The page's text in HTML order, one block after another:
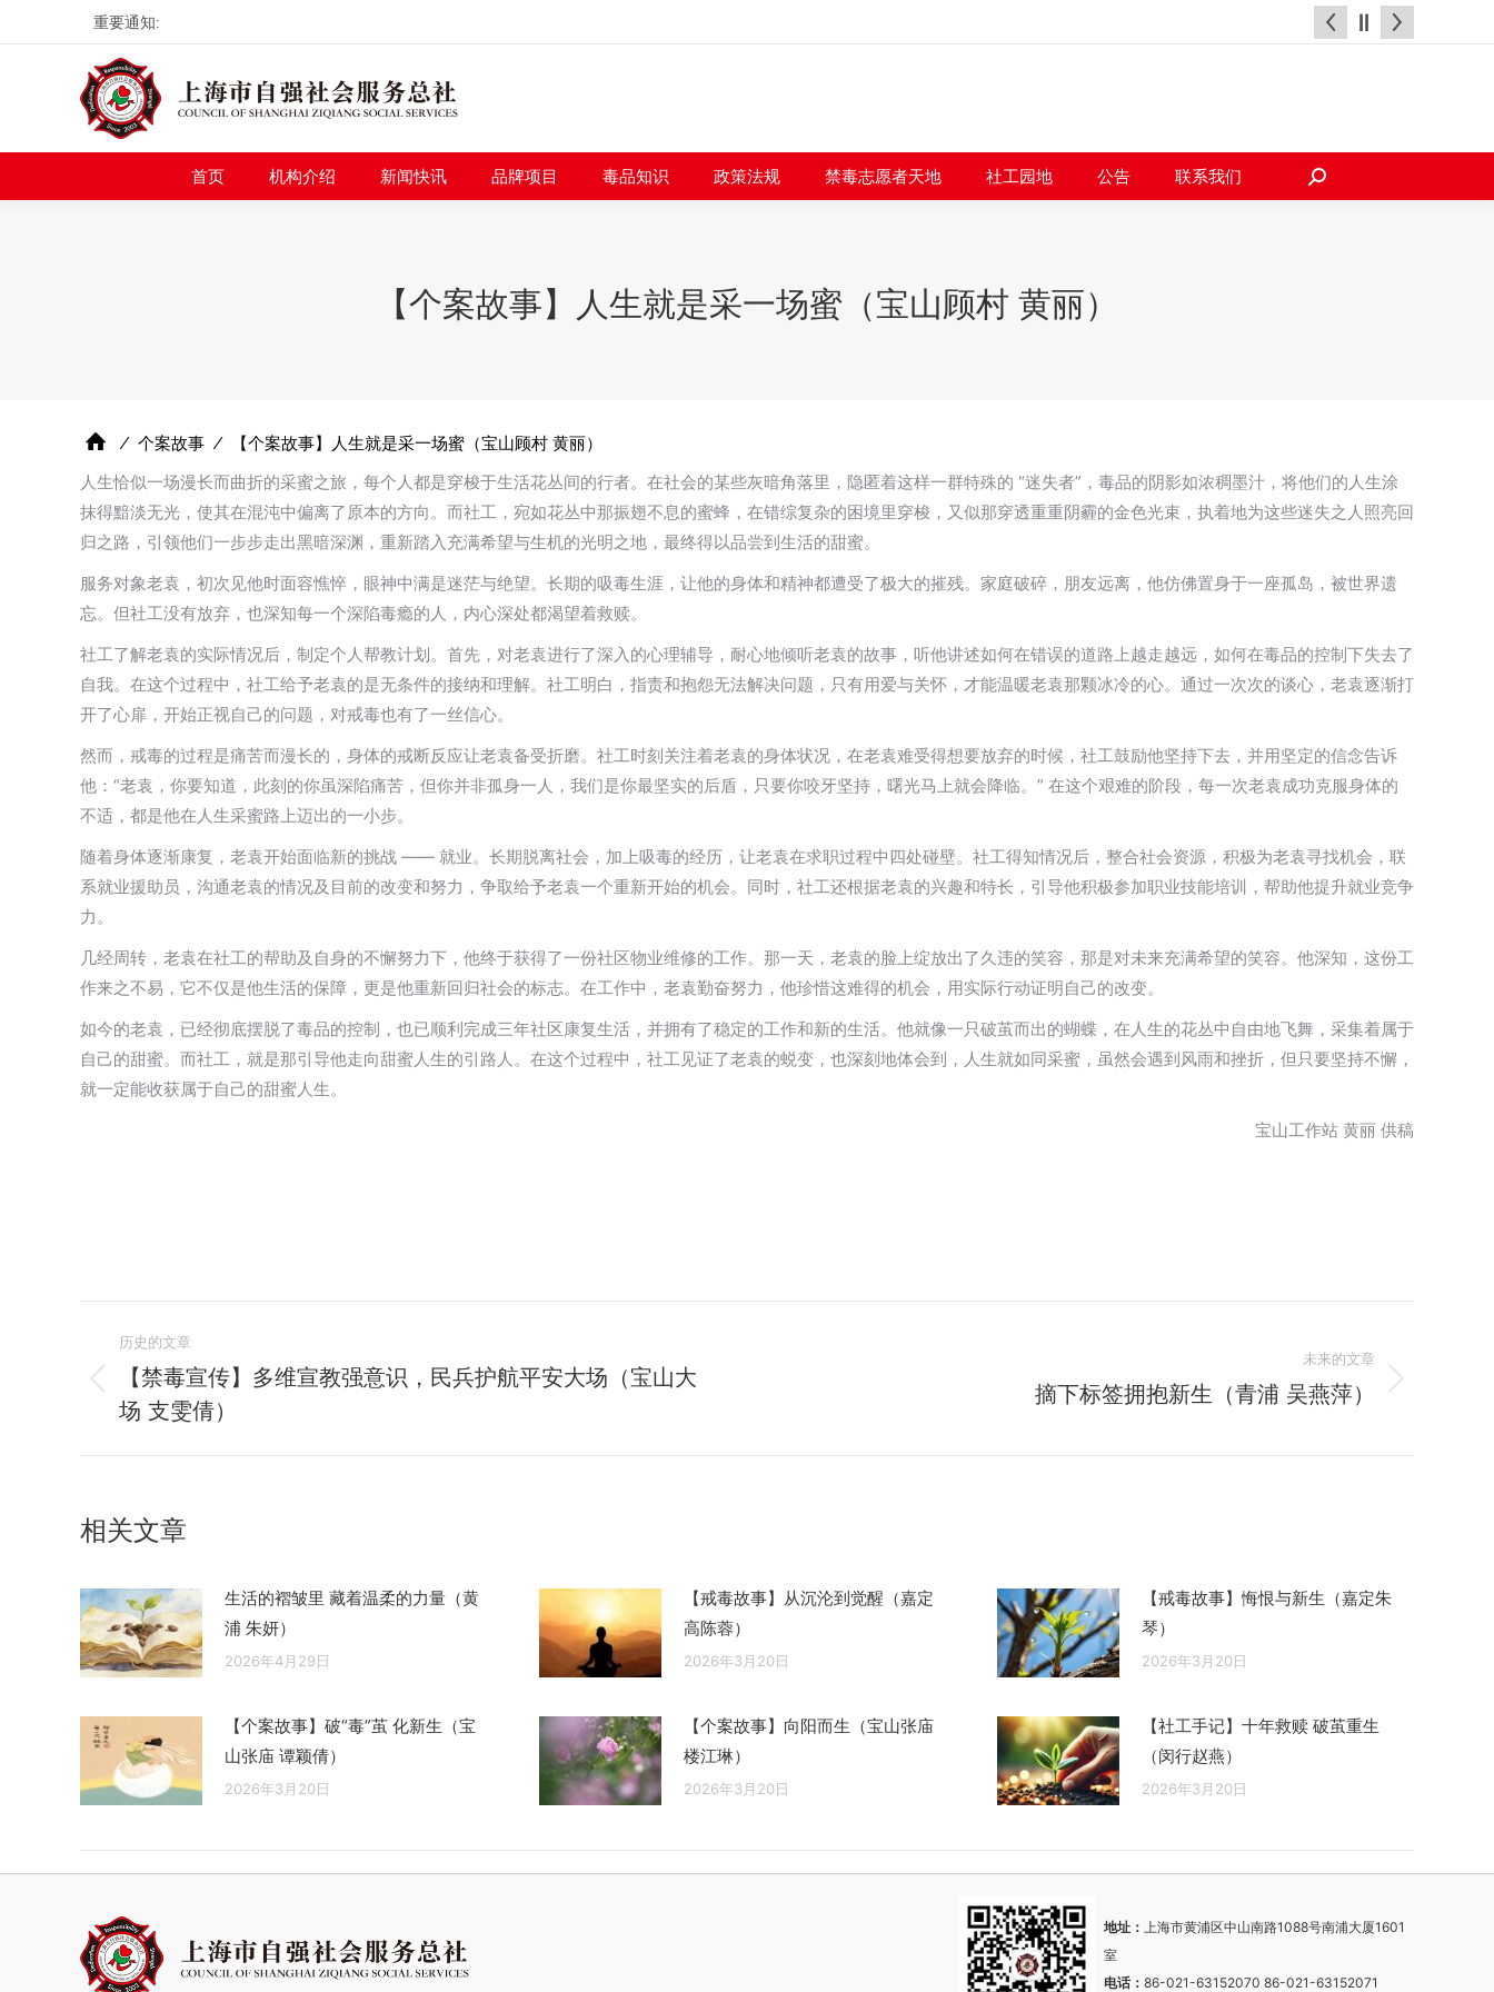
重要通知:
首页 机构介绍 新闻快讯 品牌项目 毒品知识 政策法规 禁毒志愿者天地 社工园地 公告 联系我们
搜
【个案故事】人生就是采一场蜜（宝山顾村 黄丽）
⁄ 个案故事 ⁄
【个案故事】人生就是采一场蜜（宝山顾村 黄丽）
人生恰似一场漫长而曲折的采蜜之旅，每个人都是穿梭于生活花丛间的行者。在社会的某些灰暗角落里，隐匿着这样一群特殊的 “迷失者”，毒品的阴影如浓稠墨汁，将他们的人生涂
抹得黯淡无光，使其在混沌中偏离了原本的方向。而社工，宛如花丛中那振翅不息的蜜蜂，在错综复杂的困境里穿梭，又似那穿透重重阴霾的金色光束，执着地为这些迷失之人照亮回
归之路，引领他们一步步走出黑暗深渊，重新踏入充满希望与生机的光明之地，最终得以品尝到生活的甜蜜。
服务对象老袁，初次见他时面容憔悴，眼神中满是迷茫与绝望。长期的吸毒生涯，让他的身体和精神都遭受了极大的摧残。家庭破碎，朋友远离，他仿佛置身于一座孤岛，被世界遗
忘。但社工没有放弃，也深知每一个深陷毒瘾的人，内心深处都渴望着救赎。
社工了解老袁的实际情况后，制定个人帮教计划。首先，对老袁进行了深入的心理辅导，耐心地倾听老袁的故事，听他讲述如何在错误的道路上越走越远，如何在毒品的控制下失去了
自我。在这个过程中，社工给予老袁的是无条件的接纳和理解。社工明白，指责和抱怨无法解决问题，只有用爱与关怀，才能温暖老袁那颗冰冷的心。通过一次次的谈心，老袁逐渐打
开了心扉，开始正视自己的问题，对戒毒也有了一丝信心。​
然而，戒毒的过程是痛苦而漫长的，身体的戒断反应让老袁备受折磨。社工时刻关注着老袁的身体状况，在老袁难受得想要放弃的时候，社工鼓励他坚持下去，并用坚定的信念告诉
他：“老袁，你要知道，此刻的你虽深陷痛苦，但你并非孤身一人，我们是你最坚实的后盾，只要你咬牙坚持，曙光马上就会降临。” 在这个艰难的阶段，每一次老袁成功克服身体的
不适，都是他在人生采蜜路上迈出的一小步。​
随着身体逐渐康复，老袁开始面临新的挑战 —— 就业。长期脱离社会，加上吸毒的经历，让老袁在求职过程中四处碰壁。社工得知情况后，整合社会资源，积极为老袁寻找机会，联
系就业援助员，沟通老袁的情况及目前的改变和努力，争取给予老袁一个重新开始的机会。同时，社工还根据老袁的兴趣和特长，引导他积极参加职业技能培训，帮助他提升就业竞争
力。​
几经周转，老袁在社工的帮助及自身的不懈努力下，他终于获得了一份社区物业维修的工作。那一天，老袁的脸上绽放出了久违的笑容，那是对未来充满希望的笑容。他深知，这份工
作来之不易，它不仅是他生活的保障，更是他重新回归社会的标志。在工作中，老袁勤奋努力，他珍惜这难得的机会，用实际行动证明自己的改变。
如今的老袁，已经彻底摆脱了毒品的控制，也已顺利完成三年社区康复生活，并拥有了稳定的工作和新的生活。他就像一只破茧而出的蝴蝶，在人生的花丛中自由地飞舞，采集着属于
自己的甜蜜。而社工，就是那引导他走向甜蜜人生的引路人。在这个过程中，社工见证了老袁的蜕变，也深刻地体会到，人生就如同采蜜，虽然会遇到风雨和挫折，但只要坚持不懈，
就一定能收获属于自己的甜蜜人生。
宝山工作站 黄丽 供稿
章
航
历史的文章
历
史
的
章：
【禁毒宣传】多维宣教强意识，民兵护航平安大场（宝山大
场 支雯倩）
未来的文章
的
摘下标签拥抱新生（青浦 吴燕萍）
相关文章
生活的褶皱里 藏着温柔的力量（黄
浦 朱妍）
2026年4月29日
【戒毒故事】从沉沦到觉醒（嘉定
高陈蓉）
2026年3月20日
【戒毒故事】悔恨与新生（嘉定朱
琴）
2026年3月20日
【个案故事】破“毒”茧 化新生（宝
山张庙 谭颖倩）
2026年3月20日
【个案故事】向阳而生（宝山张庙
楼江琳）
2026年3月20日
【社工手记】十年救赎 破茧重生
（闵行赵燕）
2026年3月20日
地址：上海市黄浦区中山南路1088号南浦大厦1601
室
电话：86-021-63152070 86-021-63152071
首页 机构介绍 新闻快讯 品牌项目 毒品知识 政策法规 禁毒志愿者天地 社工园地 公告 联系我们
搜